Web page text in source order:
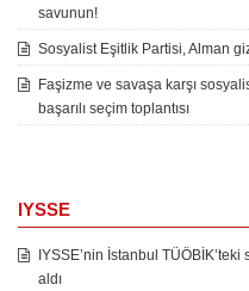
savunun!
Sosyalist Eşitlik Partisi, Alman
Faşizme ve savaşa karşı
başarılı seçim toplantısı
IYSSE
IYSSE’nin İstanbul
aldı